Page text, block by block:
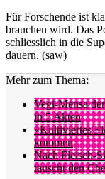
Für Forschende ist
brauchen wird. Das
schliesslich in die
dauern. (saw)
Mehr zum Thema:
Vegi-Mensa
in 5 Akten
«Kultiviertes
kommen
Nach Fleisch-
tauscht den